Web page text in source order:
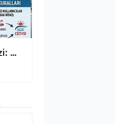
Şirket Araçlarında SGK Krizi: Aile Bireylerine Araç Kullandırmanın Bedeli: Kayıt Dışı İstihdam Cezası